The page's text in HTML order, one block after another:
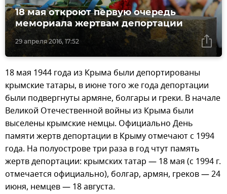
29 апреля 2016, 17:52
18 мая откроют первую очередь
мемориала жертвам депортации
18 мая 1944 года из Крыма были депортированы
крымские татары, в июне того же года депортации
были подвергнуты армяне, болгары и греки. В начале
Великой Отечественной войны из Крыма были
выселены крымские немцы. Официально День
памяти жертв депортации в Крыму отмечают с 1994
года. На полуострове три раза в год чтут память
жертв депортации: крымских татар — 18 мая (с 1994 г.
отмечается официально), болгар, армян, греков — 24
июня, немцев — 18 августа.